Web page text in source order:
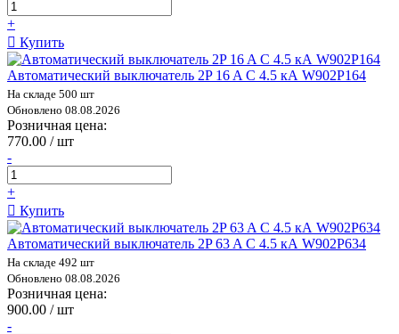
+
Купить
Автоматический выключатель 2P 16 A C 4.5 кА W902P164
На складе 500 шт
Обновлено 08.08.2026
Розничная цена:
770.00 / шт
-
+
Купить
Автоматический выключатель 2P 63 A C 4.5 кА W902P634
На складе 492 шт
Обновлено 08.08.2026
Розничная цена:
900.00 / шт
-